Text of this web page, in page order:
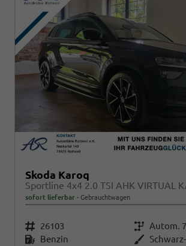
Skoda Karoq
Sportline 4x4 2.0 TSI AHK VIRTUAL
sofort lieferbar Gebrauchtwagen
Fahrzeugnr. 26103 Getriebe Autom.
Kraftstoff Benzin Außenfarbe